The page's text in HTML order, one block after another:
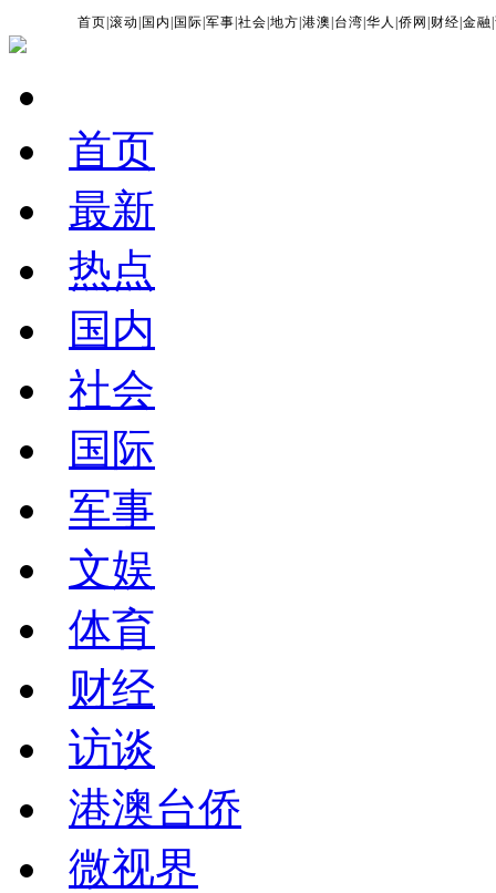
首页 |滚动 国内 国际 |军事 |社会 |地方 |港澳 台湾 |华人 |侨网 财经 |金融 |
首页
最新
热点
国内
社会
国际
军事
文娱
体育
财经
访谈
港澳台侨
微视界